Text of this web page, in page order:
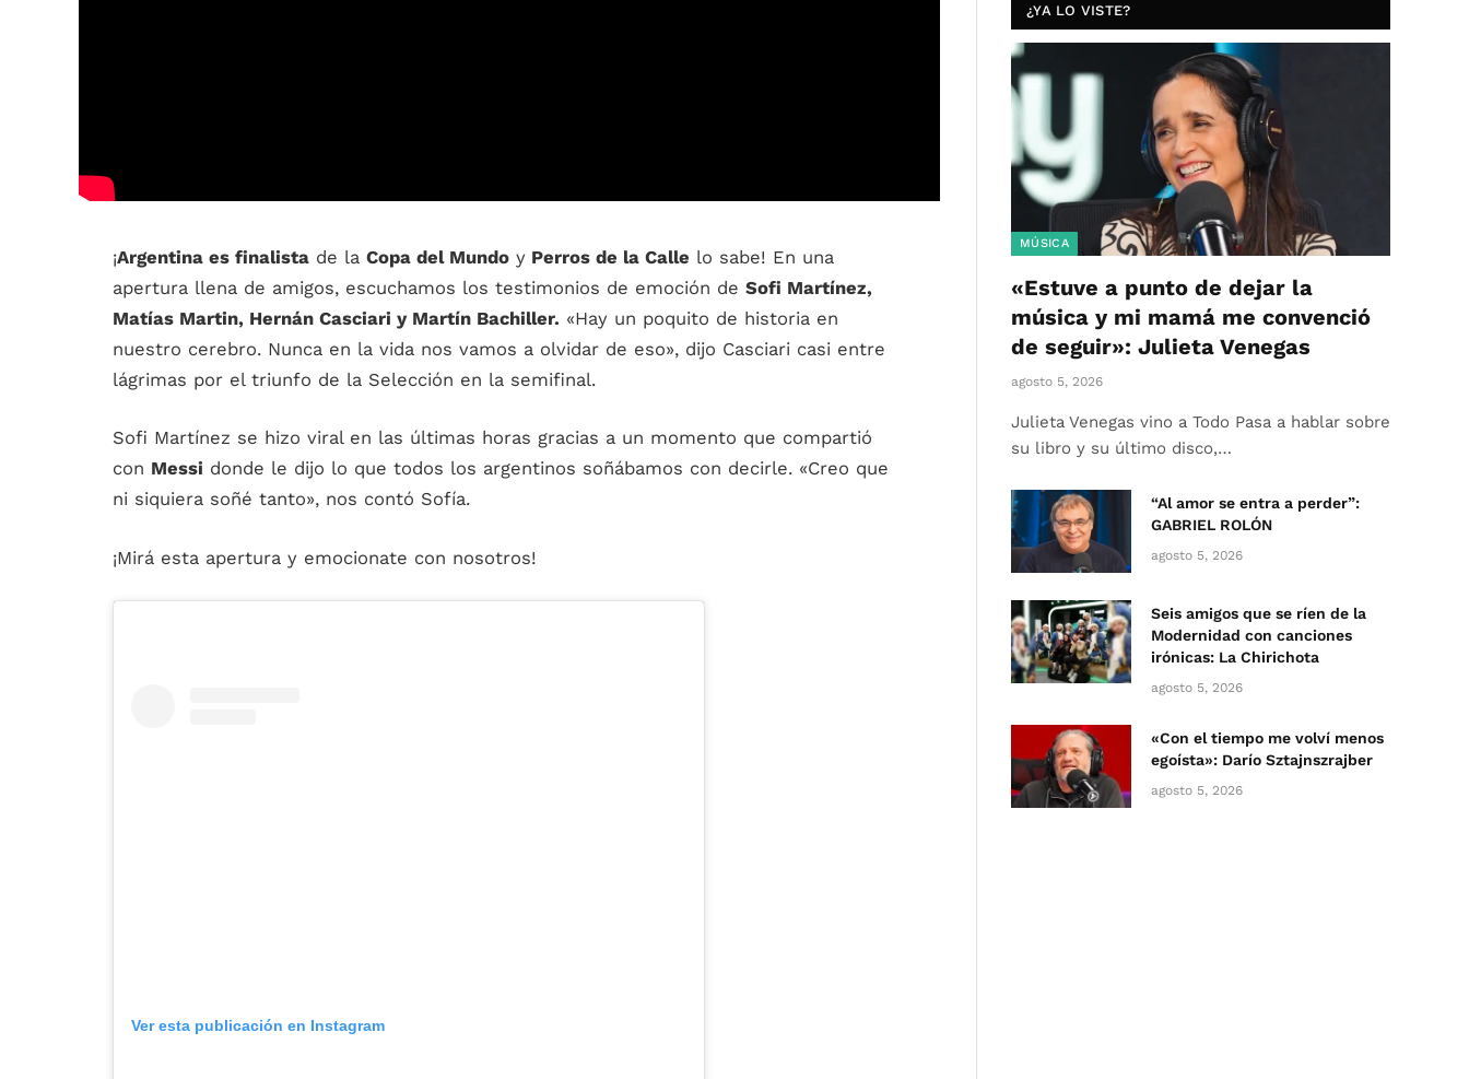
¡Argentina es finalista de la Copa del Mundo y Perros de la Calle lo sabe! En una
apertura llena de amigos, escuchamos los testimonios de emoción de Sofi Martínez,
Matías Martin, Hernán Casciari y Martín Bachiller. «Hay un poquito de historia en
nuestro cerebro. Nunca en la vida nos vamos a olvidar de eso», dijo Casciari casi entre
lágrimas por el triunfo de la Selección en la semifinal.
Sofi Martínez se hizo viral en las últimas horas gracias a un momento que compartió
con Messi donde le dijo lo que todos los argentinos soñábamos con decirle. «Creo que
ni siquiera soñé tanto», nos contó Sofía.
¡Mirá esta apertura y emocionate con nosotros!
Ver esta publicación en Instagram
¿YA LO VISTE?
MÚSICA
«Estuve a punto de dejar la
música y mi mamá me convenció
de seguir»: Julieta Venegas
agosto 5, 2026
Julieta Venegas vino a Todo Pasa a hablar sobre
su libro y su último disco,…
“Al amor se entra a perder”:
GABRIEL ROLÓN
agosto 5, 2026
Seis amigos que se ríen de la
Modernidad con canciones
irónicas: La Chirichota
agosto 5, 2026
«Con el tiempo me volví menos
egoísta»: Darío Sztajnszrajber
agosto 5, 2026